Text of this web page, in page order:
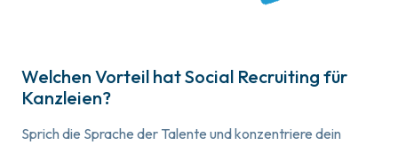
Welchen Vorteil hat Social Recruiting für
Kanzleien?
Sprich die Sprache der Talente und konzentriere dein